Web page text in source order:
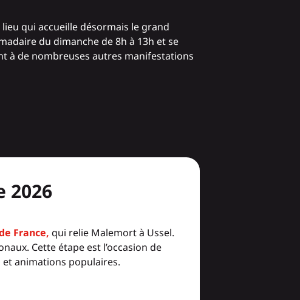
lieu qui accueille désormais le grand
du dimanche de 8h à 13h et se
à de nombreuses autres manifestations
2026
France, qui relie Malemort à Ussel.
Cette étape est l’occasion de
animations populaires.